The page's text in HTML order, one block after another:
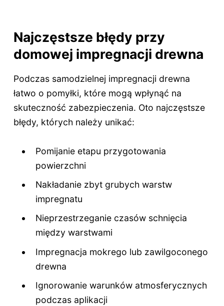
Najczęstsze błędy przy
domowej impregnacji drewna
Podczas samodzielnej impregnacji drewna
łatwo o pomyłki, które mogą wpłynąć na
skuteczność zabezpieczenia. Oto najczęstsze
błędy, których należy unikać:
Pomijanie etapu przygotowania
powierzchni
Nakładanie zbyt grubych warstw
impregnatu
Nieprzestrzeganie czasów schnięcia
między warstwami
Impregnacja mokrego lub zawilgoconego
drewna
Ignorowanie warunków atmosferycznych
podczas aplikacji